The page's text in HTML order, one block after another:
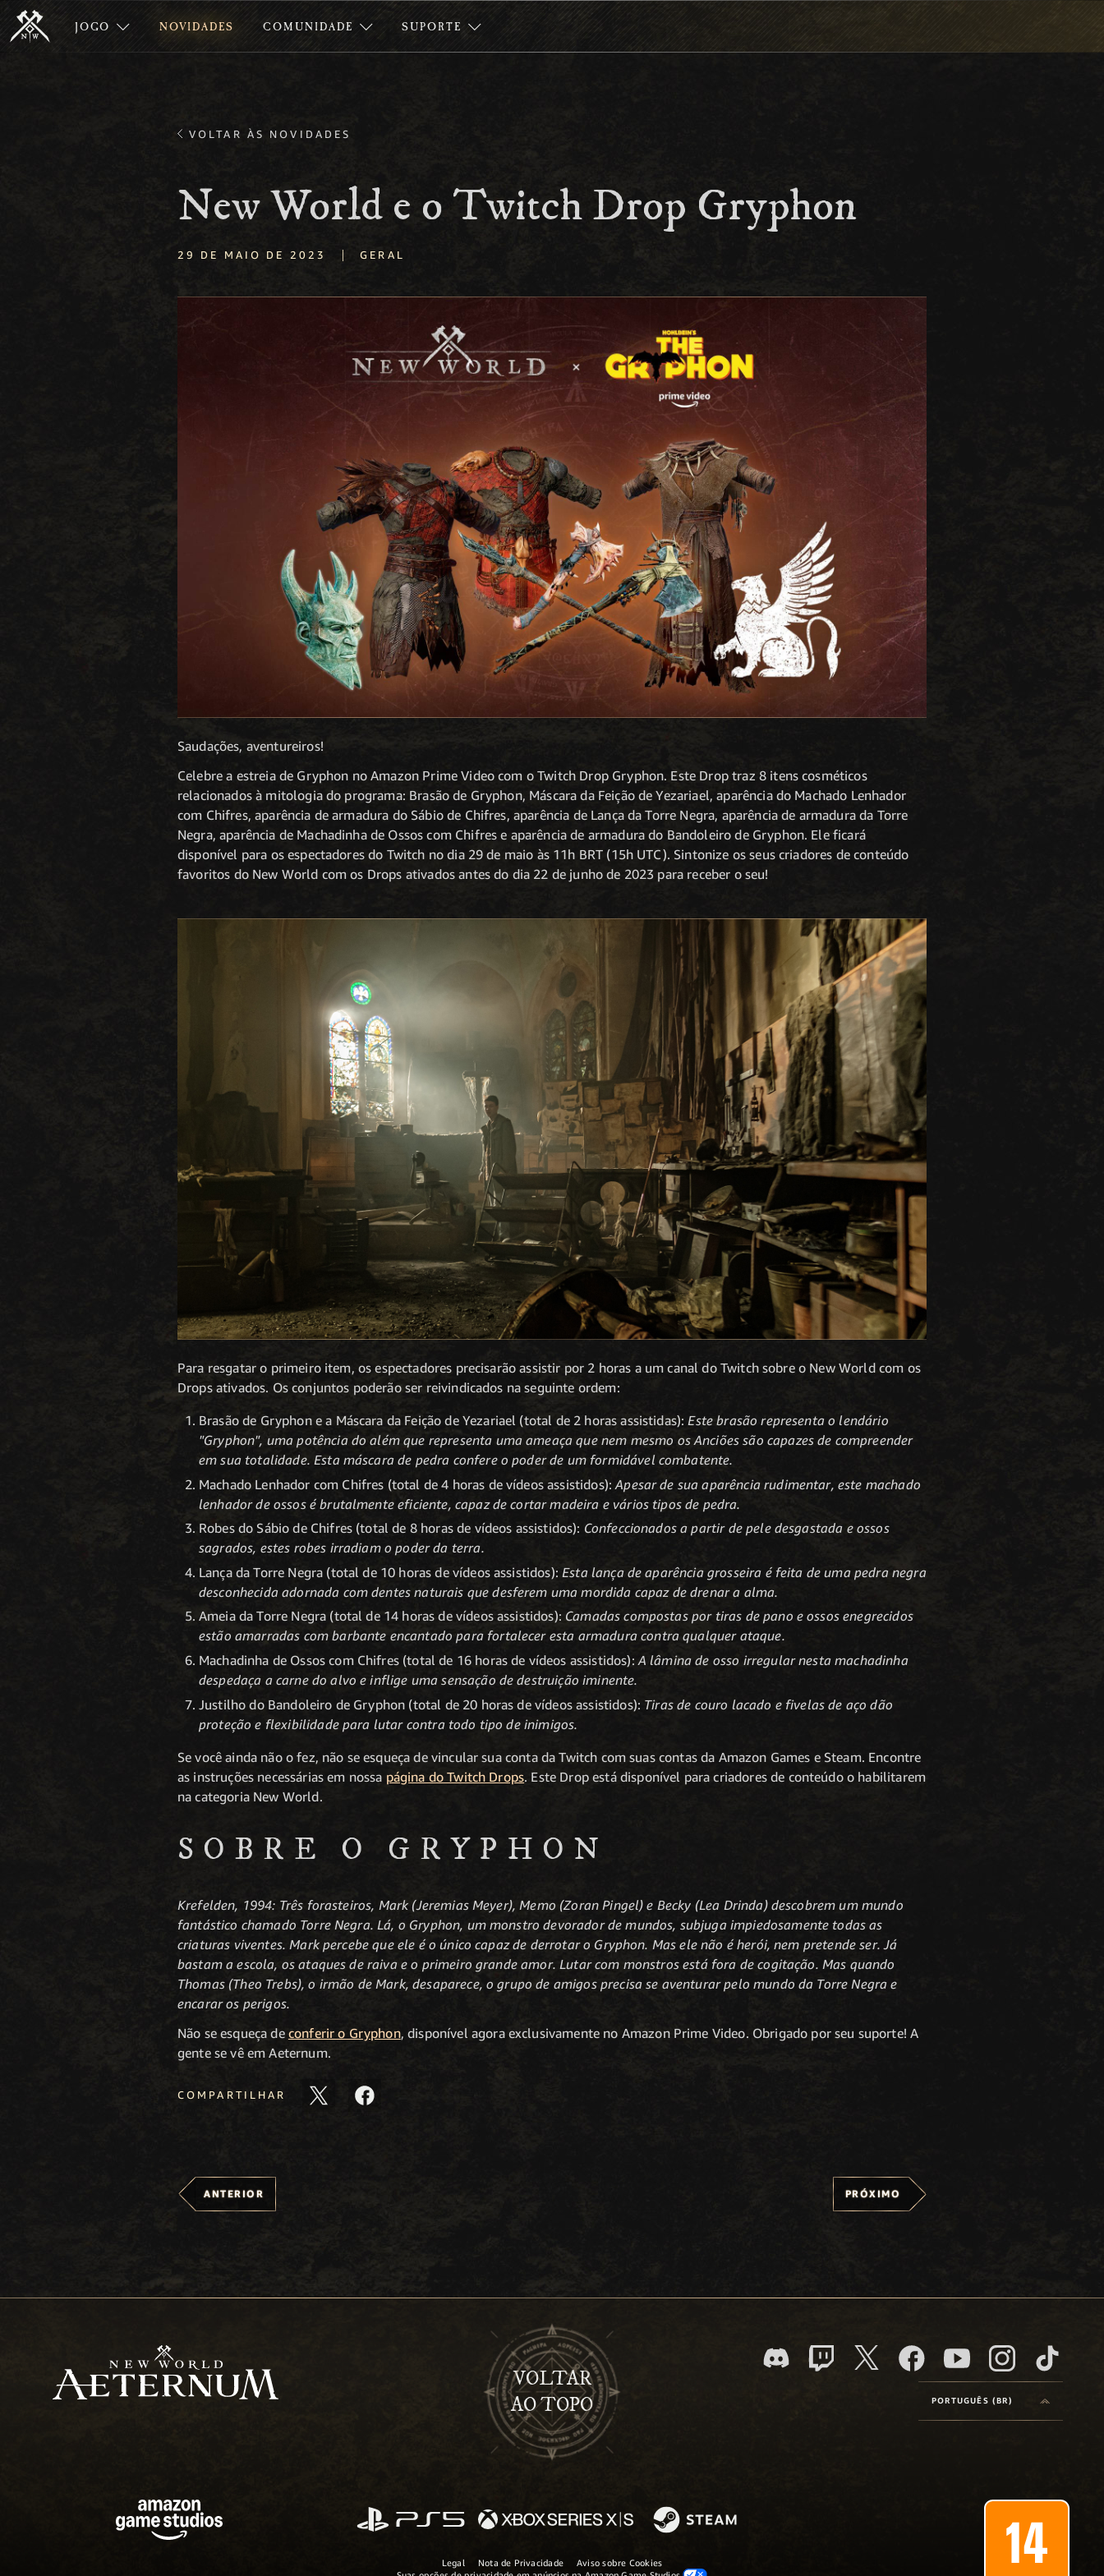
JOGO NOVIDADES COMUNIDADE SUPORTE
VOLTAR ÀS NOVIDADES
New World e o Twitch Drop Gryphon
29 DE MAIO DE 2023 | GERAL
Saudações, aventureiros!
Celebre a estreia de Gryphon no Amazon Prime Video com o Twitch Drop Gryphon. Este Drop traz 8 itens cosméticos
relacionados à mitologia do programa: Brasão de Gryphon, Máscara da Feição de Yezariael, aparência do Machado Lenhador
com Chifres, aparência de armadura do Sábio de Chifres, aparência de Lança da Torre Negra, aparência de armadura da Torre
Negra, aparência de Machadinha de Ossos com Chifres e aparência de armadura do Bandoleiro de Gryphon. Ele ficará
disponível para os espectadores do Twitch no dia 29 de maio às 11h BRT (15h UTC). Sintonize os seus criadores de conteúdo
favoritos do New World com os Drops ativados antes do dia 22 de junho de 2023 para receber o seu!
Para resgatar o primeiro item, os espectadores precisarão assistir por 2 horas a um canal do Twitch sobre o New World com os
Drops ativados. Os conjuntos poderão ser reivindicados na seguinte ordem:
Brasão de Gryphon e a Máscara da Feição de Yezariael (total de 2 horas assistidas):Este brasão representa o lendário
"Gryphon", uma potência do além que representa uma ameaça que nem mesmo os Anciões são capazes de compreender
em sua totalidade. Esta máscara de pedra confere o poder de um formidável combatente.
Machado Lenhador com Chifres (total de 4 horas de vídeos assistidos):Apesar de sua aparência rudimentar, este machado
lenhador de ossos é brutalmente eficiente, capaz de cortar madeira e vários tipos de pedra.
Robes do Sábio de Chifres (total de 8 horas de vídeos assistidos): Confeccionados a partir de pele desgastada e ossos
sagrados, estes robes irradiam o poder da terra.
Lança da Torre Negra (total de 10 horas de vídeos assistidos): Esta lança de aparência grosseira é feita de uma pedra negra
desconhecida adornada com dentes naturais que desferem uma mordida capaz de drenar a alma.
Ameia da Torre Negra (total de 14 horas de vídeos assistidos): Camadas compostas por tiras de pano e ossos enegrecidos
estão amarradas com barbante encantado para fortalecer esta armadura contra qualquer ataque.
Machadinha de Ossos com Chifres (total de 16 horas de vídeos assistidos): A lâmina de osso irregular nesta machadinha
despedaça a carne do alvo e inflige uma sensação de destruição iminente.
Justilho do Bandoleiro de Gryphon (total de 20 horas de vídeos assistidos): Tiras de couro lacado e fivelas de aço dão
proteção e flexibilidade para lutar contra todo tipo de inimigos.
Se você ainda não o fez, não se esqueça de vincular sua conta da Twitch com suas contas da Amazon Games e Steam. Encontre
as instruções necessárias em nossa página do Twitch Drops. Este Drop está disponível para criadores de conteúdo o habilitarem
na categoria New World.
SOBRE O GRYPHON
Krefelden, 1994: Três forasteiros, Mark (Jeremias Meyer), Memo (Zoran Pingel) e Becky (Lea Drinda) descobrem um mundo
fantástico chamado Torre Negra. Lá, o Gryphon, um monstro devorador de mundos, subjuga impiedosamente todas as
criaturas viventes. Mark percebe que ele é o único capaz de derrotar o Gryphon. Mas ele não é herói, nem pretende ser. Já
bastam a escola, os ataques de raiva e o primeiro grande amor. Lutar com monstros está fora de cogitação. Mas quando
Thomas (Theo Trebs), o irmão de Mark, desaparece, o grupo de amigos precisa se aventurar pelo mundo da Torre Negra e
encarar os perigos.
Não se esqueça de conferir o Gryphon, disponível agora exclusivamente no Amazon Prime Video. Obrigado por seu suporte! A
gente se vê em Aeternum.
COMPARTILHAR
ANTERIOR PRÓXIMO
VOLTAR
AO TOPO
PORTUGUÊS (BR)
Legal Nota de Privacidade
Aviso sobre Cookies